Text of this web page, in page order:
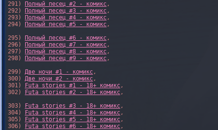
291)
Полный песец #2 - комикс,
292)
Полный песец #3 - комикс,
293)
Полный песец #4 - комикс,
294)
Полный песец #5 - комикс,
295)
Полный песец #6 - комикс,
296)
Полный песец #7 - комикс,
297)
Полный песец #8 - комикс,
298)
Полный песец #9 - комикс,
299) Две ночи #1 - комикс,
300) Две ночи #2 - комикс,
301)
Futa stories #1 - 18+ комикс,
302)
Futa stories #2 - 18+ комикс,
303)
Futa stories #3 - 18+ комикс,
304)
Futa stories #4 - 18+ комикс,
305)
Futa stories #5 - 18+ комикс,
306)
Futa stories #6 - 18+ комикс,